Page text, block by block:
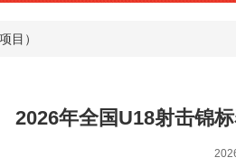
目）
2026年全国U18射击锦